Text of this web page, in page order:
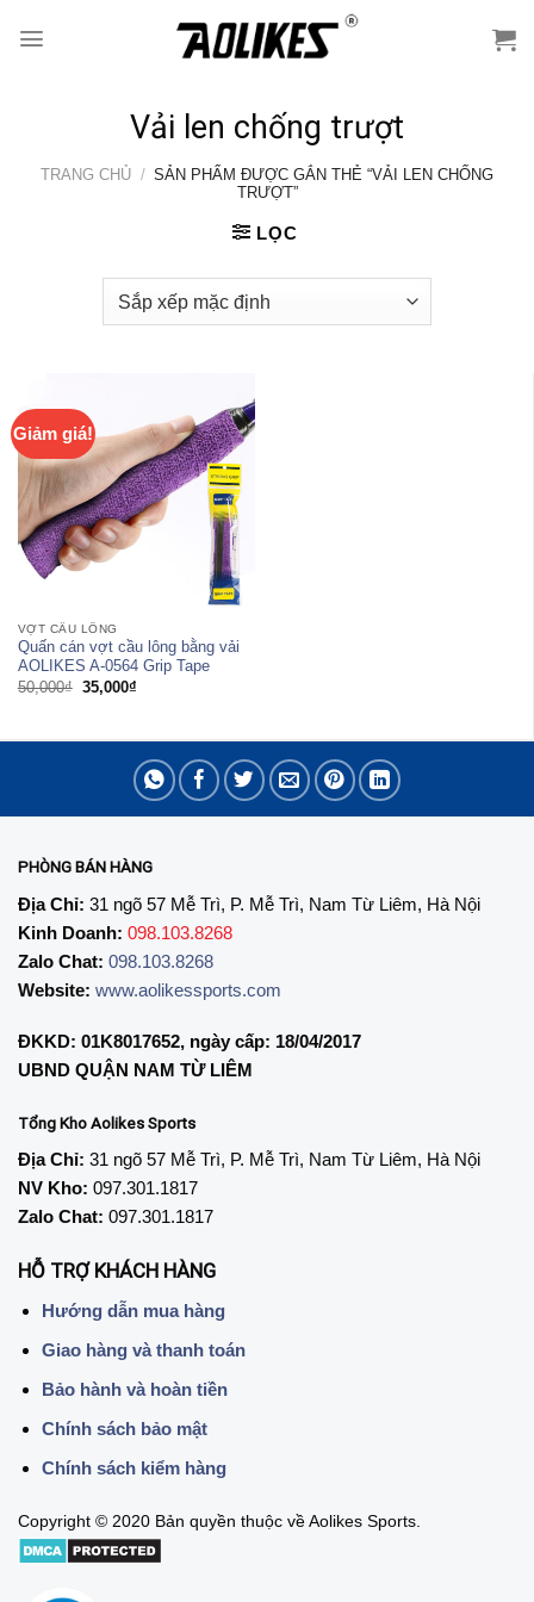
Vải len chống trượt
TRANG CHỦ / SẢN PHẨM ĐƯỢC GẮN THẺ “VẢI LEN CHỐNG
TRƯỢT”
LỌC
Giảm giá!
VỢT CẦU LÔNG
Quấn cán vợt cầu lông bằng vải
AOLIKES A-0564 Grip Tape
50,000₫ Giá
gốc
35,000₫Giá
35,000₫.
PHÒNG BÁN HÀNG
Địa Chỉ: 31 ngõ 57 Mễ Trì, P. Mễ Trì, Nam Từ Liêm, Hà Nội
Kinh Doanh: 098.103.8268
Zalo Chat: 098.103.8268
Website: www.aolikessports.com
ĐKKD: 01K8017652, ngày cấp: 18/04/2017
UBND QUẬN NAM TỪ LIÊM
Tổng Kho Aolikes Sports
Địa Chỉ: 31 ngõ 57 Mễ Trì, P. Mễ Trì, Nam Từ Liêm, Hà Nội
NV Kho: 097.301.1817
Zalo Chat: 097.301.1817
HỖ TRỢ KHÁCH HÀNG
Hướng dẫn mua hàng
Giao hàng và thanh toán
Bảo hành và hoàn tiền
Chính sách bảo mật
Chính sách kiểm hàng
Copyright © 2020 Bản quyền thuộc về Aolikes Sports.